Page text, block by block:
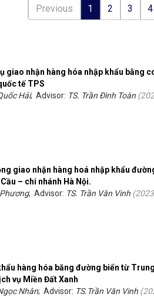
Previous 1 2 3 4
giao nhận hàng hóa nhập khẩu bằng
tế TPS
Hải; Advisor: TS. Trần Đình Toàn (
giao nhận hàng hoá nhập khẩu
– chi nhánh Hà Nội.
; Advisor: TS. Trần Văn Vinh (2023
hàng hóa băng đường biển từ
vụ Miền Đất Xanh
Nhân; Advisor: TS.Trần Văn Vinh (